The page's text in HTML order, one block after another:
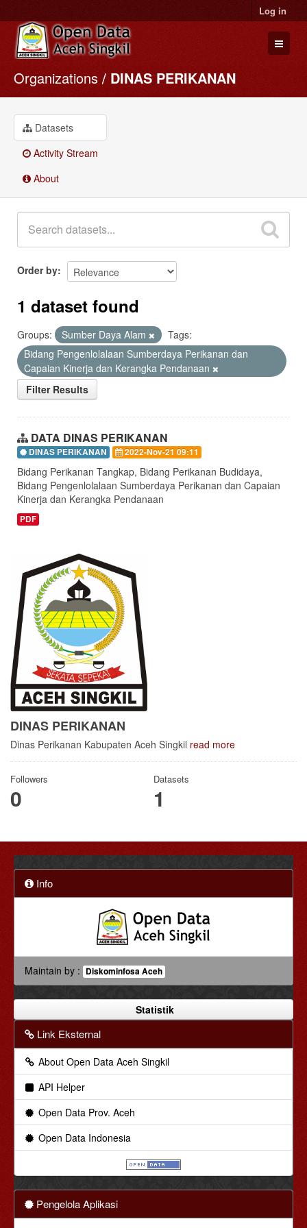
Log in
Datasets
Organizations
Groups
About
Organizations DINAS PERIKANAN
Datasets
Activity Stream
About
Order by
1 dataset found
Groups: Sumber Daya Alam
Tags:
Bidang Pengenlolalaan Sumberdaya Perikanan dan
Capaian Kinerja dan Kerangka Pendanaan
Filter Results
DATA DINAS PERIKANAN
DINAS PERIKANAN 2022-Nov-21 09:11
Bidang Perikanan Tangkap, Bidang Perikanan Budidaya,
Bidang Pengenlolalaan Sumberdaya Perikanan dan Capaian
Kinerja dan Kerangka Pendanaan
PDF
DINAS PERIKANAN
Dinas Perikanan Kabupaten Aceh Singkil read more
Followers
0
Datasets
1
Info
Maintain by : Diskominfosa Aceh
Statistik
Link Eksternal
About Open Data Aceh Singkil
API Helper
Open Data Prov. Aceh
Open Data Indonesia
Pengelola Aplikasi